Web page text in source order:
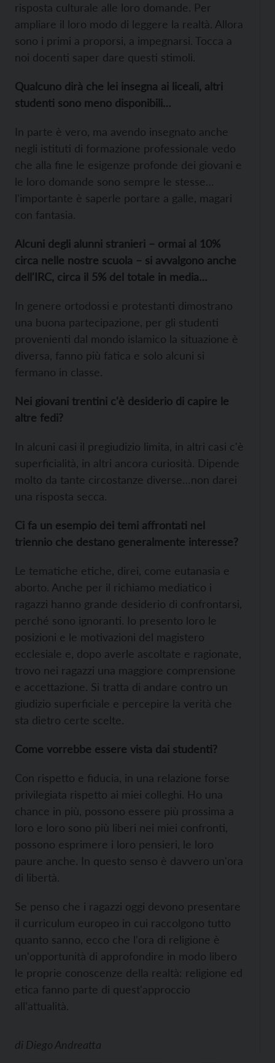
risposta culturale alle loro domande. Per
ampliare il loro modo di leggere la realtà. Allora
sono i primi a proporsi, a impegnarsi. Tocca a
noi docenti saper dare questi stimoli.
Qualcuno dirà che lei insegna ai liceali, altri
studenti sono meno disponibili…
In parte è vero, ma avendo insegnato anche
negli istituti di formazione professionale vedo
che alla fine le esigenze profonde dei giovani e
le loro domande sono sempre le stesse…
l'importante è saperle portare a galle, magari
con fantasia.
Alcuni degli alunni stranieri – ormai al 10%
circa nelle nostre scuola – si avvalgono anche
dell'IRC, circa il 5% del totale in media…
In genere ortodossi e protestanti dimostrano
una buona partecipazione, per gli studenti
provenienti dal mondo islamico la situazione è
diversa, fanno più fatica e solo alcuni si
fermano in classe.
Nei giovani trentini c'è desiderio di capire le
altre fedi?
In alcuni casi il pregiudizio limita, in altri casi c'è
superficialità, in altri ancora curiosità. Dipende
molto da tante circostanze diverse…non darei
una risposta secca.
Ci fa un esempio dei temi affrontati nel
triennio che destano generalmente interesse?
Le tematiche etiche, direi, come eutanasia e
aborto. Anche per il richiamo mediatico i
ragazzi hanno grande desiderio di confrontarsi,
perché sono ignoranti. Io presento loro le
posizioni e le motivazioni del magistero
ecclesiale e, dopo averle ascoltate e ragionate,
trovo nei ragazzi una maggiore comprensione
e accettazione. Si tratta di andare contro un
giudizio superficiale e percepire la verità che
sta dietro certe scelte.
Come vorrebbe essere vista dai studenti?
Con rispetto e fiducia, in una relazione forse
privilegiata rispetto ai miei colleghi. Ho una
chance in più, possono essere più prossima a
loro e loro sono più liberi nei miei confronti,
possono esprimere i loro pensieri, le loro
paure anche. In questo senso è davvero un'ora
di libertà.
Se penso che i ragazzi oggi devono presentare
il curriculum europeo in cui raccolgono tutto
quanto sanno, ecco che l'ora di religione è
un'opportunità di approfondire in modo libero
le proprie conoscenze della realtà: religione ed
etica fanno parte di quest'approccio
all'attualità.
di Diego Andreatta